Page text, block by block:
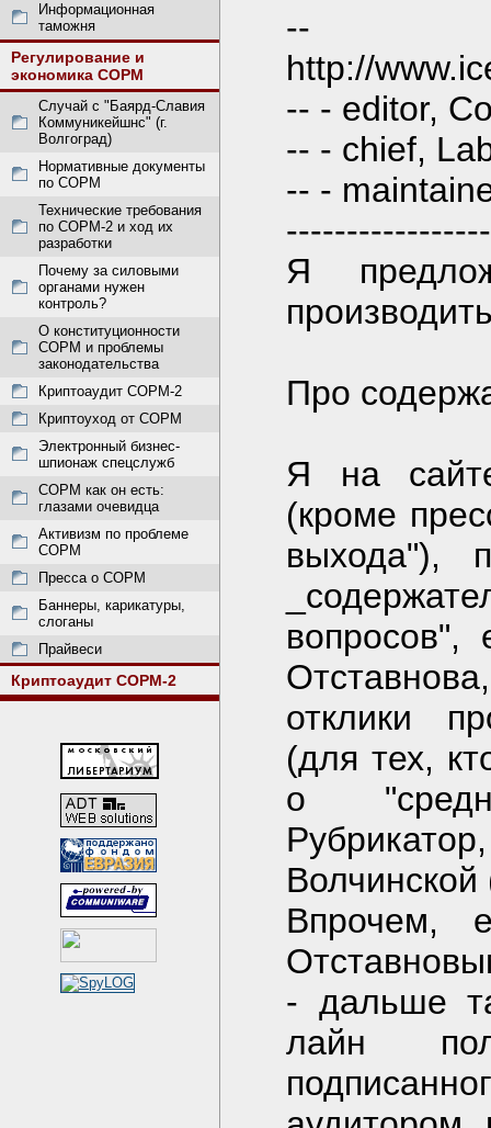
Информационная
таможня
Регулирование и
экономика СОРМ
Случай с "Баярд-Славия
Коммуникейшнс" (г.
Волгоград)
Нормативные документы
по СОРМ
Технические требования
по СОРМ-2 и ход их
разработки
Почему за силовыми
органами нужен
контроль?
О конституционности
СОРМ и проблемы
законодательства
Криптоаудит СОРМ-2
Криптоуход от СОРМ
Электронный бизнес-
шпионаж спецслужб
СОРМ как он есть:
глазами очевидца
Активизм по проблеме
СОРМ
Пресса о СОРМ
Баннеры, карикатуры,
слоганы
Прайвеси
Криптоаудит СОРМ-2
--
http://
-- - editor,
-- - chief,
-- -
Я
Про
Я на
(кроме
выхода"),
вопросов",
отклики
(для тех,
о
Волчинской
Впрочем,
- дальше
лайн